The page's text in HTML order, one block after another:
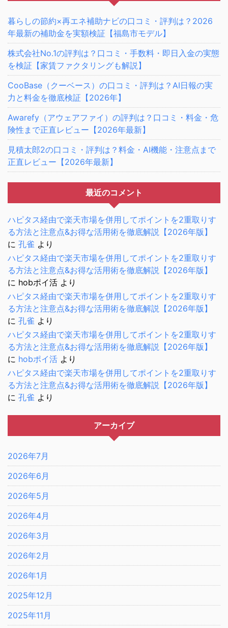
暮らしの節約×再エネ補助ナビの口コミ・評判は？2026
年最新の補助金を実額検証【福島市モデル】
株式会社No.1の評判は？口コミ・手数料・即日入金の実態
を検証【家賃ファクタリングも解説】
CooBase（クーベース）の口コミ・評判は？AI日報の実
力と料金を徹底検証【2026年】
Awarefy（アウェアファイ）の評判は？口コミ・料金・危
険性まで正直レビュー【2026年最新】
見積太郎2の口コミ・評判は？料金・AI機能・注意点まで
正直レビュー【2026年最新】
最近のコメント
ハピタス経由で楽天市場を併用してポイントを2重取りす
る方法と注意点&お得な活用術を徹底解説【2026年版】
に 孔雀 より
ハピタス経由で楽天市場を併用してポイントを2重取りす
る方法と注意点&お得な活用術を徹底解説【2026年版】
に hobポイ活 より
ハピタス経由で楽天市場を併用してポイントを2重取りす
る方法と注意点&お得な活用術を徹底解説【2026年版】
に 孔雀 より
ハピタス経由で楽天市場を併用してポイントを2重取りす
る方法と注意点&お得な活用術を徹底解説【2026年版】
に hobポイ活 より
ハピタス経由で楽天市場を併用してポイントを2重取りす
る方法と注意点&お得な活用術を徹底解説【2026年版】
に 孔雀 より
アーカイブ
2026年7月
2026年6月
2026年5月
2026年4月
2026年3月
2026年2月
2026年1月
2025年12月
2025年11月